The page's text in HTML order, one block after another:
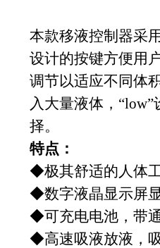
本款移液控制器采
设计的按键方便用
调节以适应不同体
入大量液体，
择。
特点：
◆极其舒适的人体
◆数字液晶显示屏
◆可充电电池，带
◆高速吸液放液，